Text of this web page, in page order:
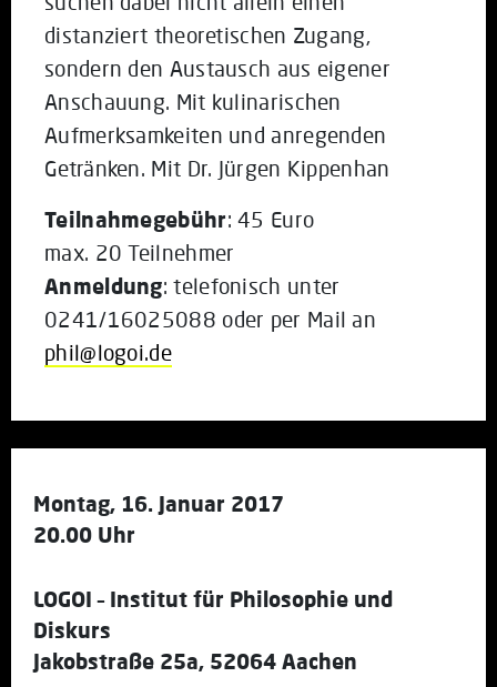
distanziert theoretischen Zugang,
sondern den Austausch aus eigener
Anschauung. Mit kulinarischen
Aufmerksamkeiten und anregenden
Getränken. Mit Dr. Jürgen Kippenhan
Teilnahmegebühr: 45 Euro
max. 20 Teilnehmer
Anmeldung: telefonisch unter
0241/16025088 oder per Mail an
phil@logoi.de
Montag, 16. Januar 2017
20.00 Uhr
LOGOI – Institut für Philosophie und
Diskurs
Jakobstraße 25a, 52064 Aachen